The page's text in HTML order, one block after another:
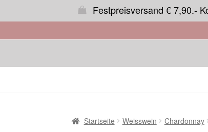
Festpreisversand € 7,90.-
Startseite Weisswein Chardonnay